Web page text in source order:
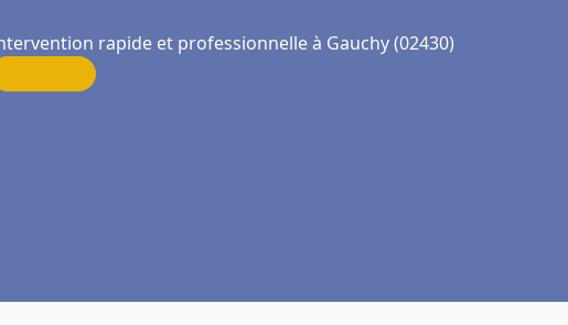
rapide et professionnelle à Gauchy (02430)